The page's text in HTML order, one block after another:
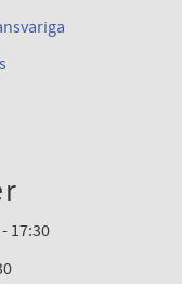
17:30